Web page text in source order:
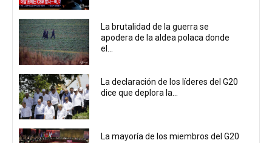
La brutalidad de la guerra se
apodera de la aldea polaca donde
el...
La declaración de los líderes del G20
dice que deplora la...
La mayoría de los miembros del G20